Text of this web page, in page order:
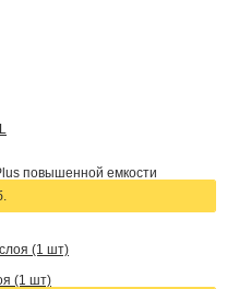
повышенной емкости
(1 шт)